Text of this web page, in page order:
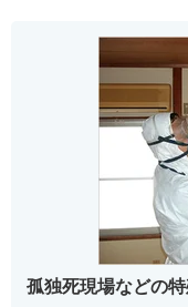
孤独死現場などの